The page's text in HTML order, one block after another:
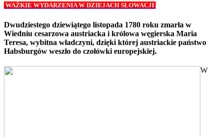
WAŻKIE WYDARZENIA W DZIEJACH SŁOWACJI
Dwudziestego dziewiątego listopada 1780 roku zmarła w
Wiedniu cesarzowa austriacka i królowa węgierska Maria
Teresa, wybitna władczyni, dzięki której austriackie państwo
Habsburgów weszło do czołówki europejskiej.
W